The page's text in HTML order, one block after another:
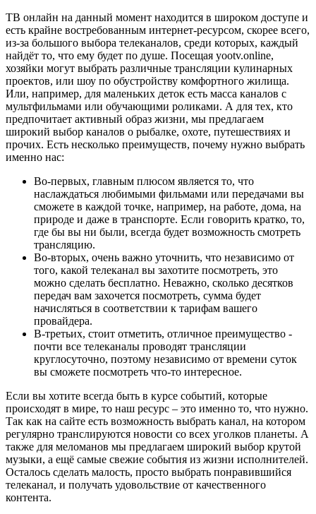
ТВ онлайн на данный момент находится в широком доступе и
есть крайне востребованным интернет-ресурсом, скорее всего,
из-за большого выбора телеканалов, среди которых, каждый
найдёт то, что ему будет по душе. Посещая yootv.online,
хозяйки могут выбрать различные трансляции кулинарных
проектов, или шоу по обустройству комфортного жилища.
Или, например, для маленьких деток есть масса каналов с
мультфильмами или обучающими роликами. А для тех, кто
предпочитает активный образ жизни, мы предлагаем
широкий выбор каналов о рыбалке, охоте, путешествиях и
прочих. Есть несколько преимуществ, почему нужно выбрать
именно нас:
Во-первых, главным плюсом является то, что
наслаждаться любимыми фильмами или передачами вы
сможете в каждой точке, например, на работе, дома, на
природе и даже в транспорте. Если говорить кратко, то,
где бы вы ни были, всегда будет возможность смотреть
трансляцию.
Во-вторых, очень важно уточнить, что независимо от
того, какой телеканал вы захотите посмотреть, это
можно сделать бесплатно. Неважно, сколько десятков
передач вам захочется посмотреть, сумма будет
начисляться в соответствии к тарифам вашего
провайдера.
В-третьих, стоит отметить, отличное преимущество -
почти все телеканалы проводят трансляции
круглосуточно, поэтому независимо от времени суток
вы сможете посмотреть что-то интересное.
Если вы хотите всегда быть в курсе событий, которые
происходят в мире, то наш ресурс – это именно то, что нужно.
Так как на сайте есть возможность выбрать канал, на котором
регулярно транслируются новости со всех уголков планеты. А
также для меломанов мы предлагаем широкий выбор крутой
музыки, а ещё самые свежие события из жизни исполнителей.
Осталось сделать малость, просто выбрать понравившийся
телеканал, и получать удовольствие от качественного
контента.